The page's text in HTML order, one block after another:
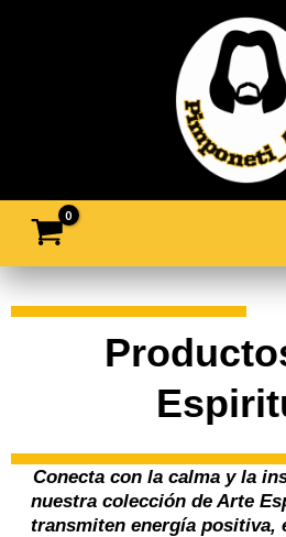
Conecta con la calma y la
nuestra colección de Arte
transmiten energía positiva,